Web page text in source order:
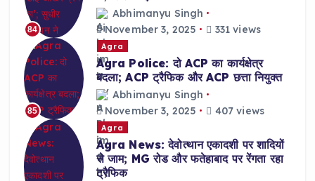
84
Abhimanyu Singh
November 3, 2025
331 views
85
Agra
Agra Police: दो ACP का कार्यक्षेत्र
बदला; ACP ट्रैफिक और ACP छत्ता नियुक्त
Abhimanyu Singh
November 3, 2025
407 views
Agra
Agra News: देवोत्थान एकादशी पर शादियों
से जाम; MG रोड और फतेहाबाद पर रेंगता रहा
ट्रैफिक